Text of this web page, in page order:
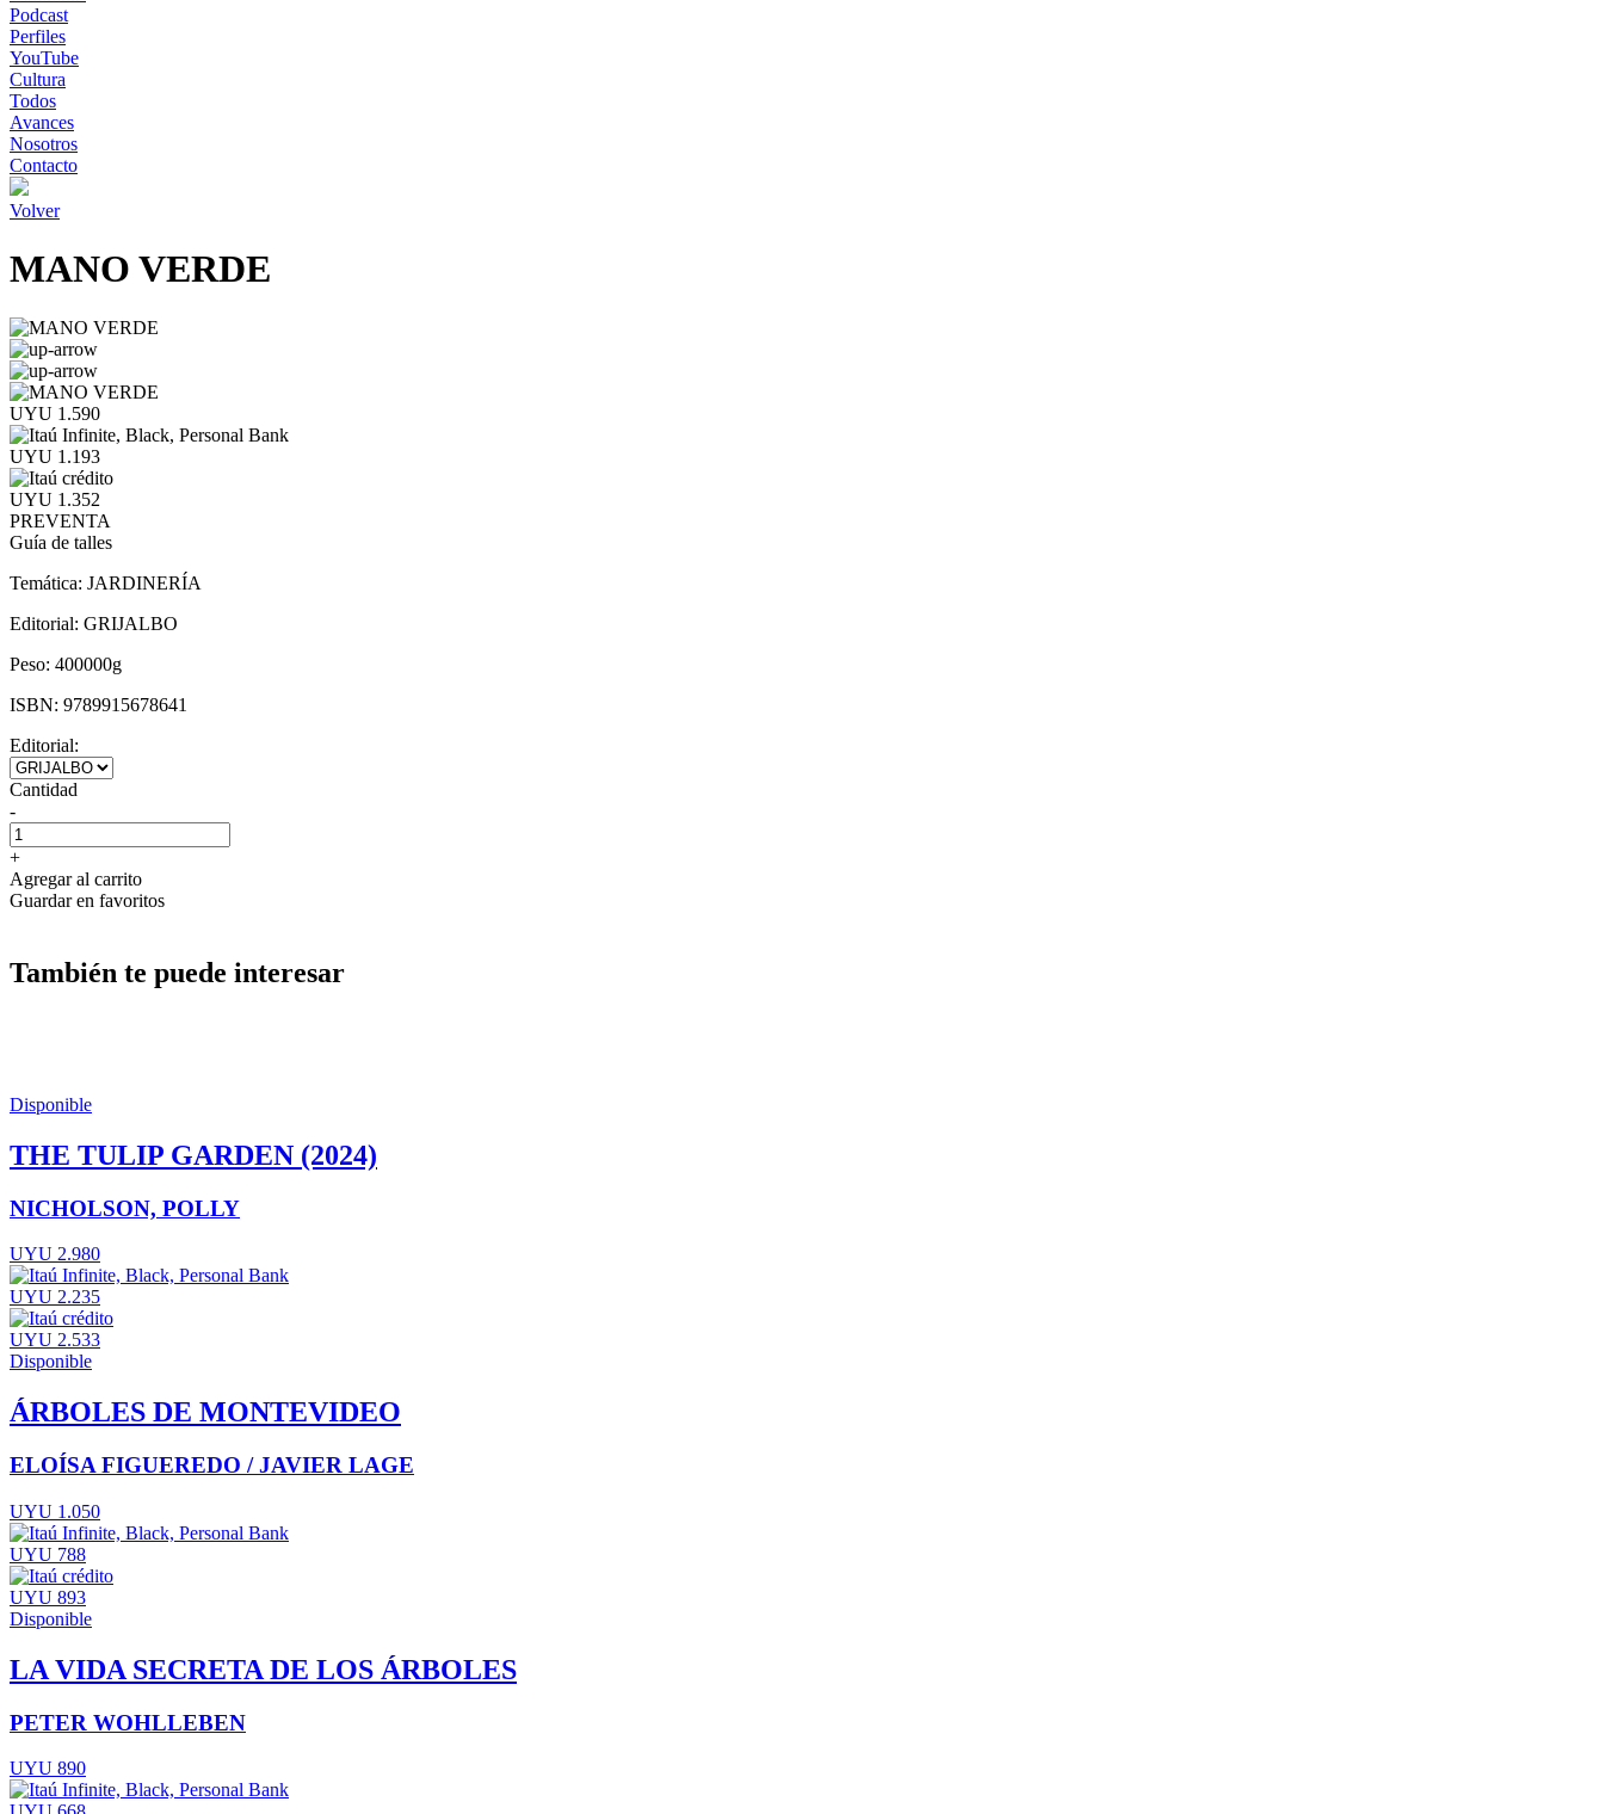
Podcast
Perfiles
YouTube
Cultura
Todos
Avances
Nosotros
Contacto
Volver
MANO VERDE
UYU 1.590
UYU 1.193
UYU 1.352
PREVENTA
Guía de talles
Temática: JARDINERÍA
Editorial: GRIJALBO
Peso: 400000g
ISBN: 9789915678641
Editorial:
Cantidad
-
+
Agregar al carrito
Guardar en favoritos
También te puede interesar
Disponible
THE TULIP GARDEN (2024)
NICHOLSON, POLLY
UYU 2.980
UYU 2.235
UYU 2.533
Disponible
ÁRBOLES DE MONTEVIDEO
ELOÍSA FIGUEREDO / JAVIER LAGE
UYU 1.050
UYU 788
UYU 893
Disponible
LA VIDA SECRETA DE LOS ÁRBOLES
PETER WOHLLEBEN
UYU 890